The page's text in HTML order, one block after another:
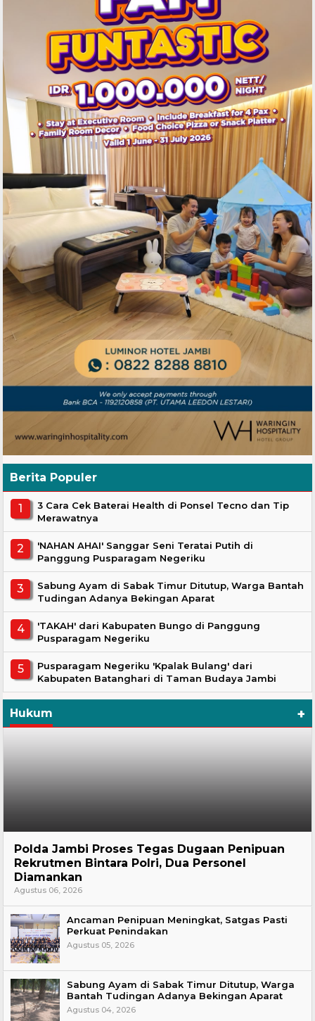
Berita Populer
3 Cara Cek Baterai Health di Ponsel Tecno dan Tip
Merawatnya
'NAHAN AHAI' Sanggar Seni Teratai Putih di
Panggung Pusparagam Negeriku
Sabung Ayam di Sabak Timur Ditutup, Warga Bantah
Tudingan Adanya Bekingan Aparat
'TAKAH' dari Kabupaten Bungo di Panggung
Pusparagam Negeriku
Pusparagam Negeriku 'Kpalak Bulang' dari
Kabupaten Batanghari di Taman Budaya Jambi
Hukum +
Polda Jambi Proses Tegas Dugaan Penipuan
Rekrutmen Bintara Polri, Dua Personel
Diamankan
Agustus 06, 2026
Ancaman Penipuan Meningkat, Satgas Pasti
Perkuat Penindakan
Agustus 05, 2026
Sabung Ayam di Sabak Timur Ditutup, Warga
Bantah Tudingan Adanya Bekingan Aparat
Agustus 04, 2026